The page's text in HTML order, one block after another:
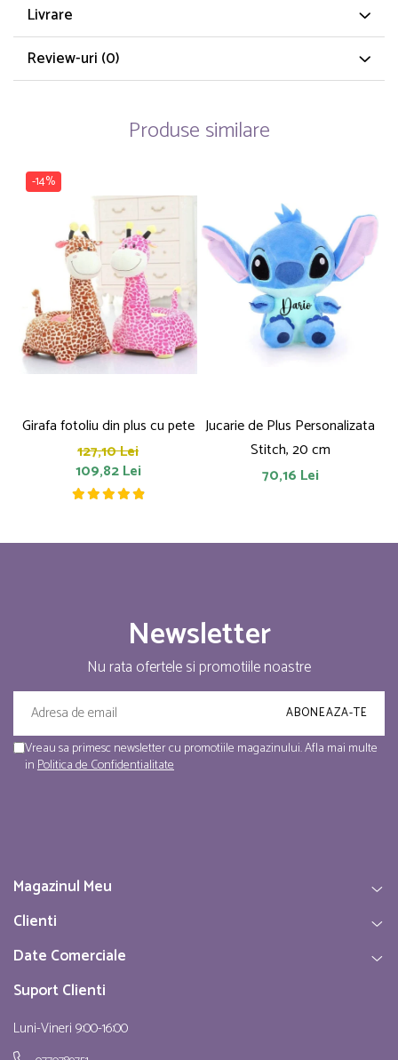
Livrare
Review-uri (0)
Produse similare
-14%
Girafa fotoliu din plus cu pete
127,10 Lei
109,82 Lei
Jucarie de Plus Personalizata
Stitch, 20 cm
70,16 Lei
Newsletter
Nu rata ofertele si promotiile noastre
Vreau sa primesc newsletter cu promotiile magazinului. Afla mai multe
inPolitica de Confidentialitate
Magazinul Meu
Clienti
Date Comerciale
Suport Clienti
Luni-Vineri 9:00-16:00